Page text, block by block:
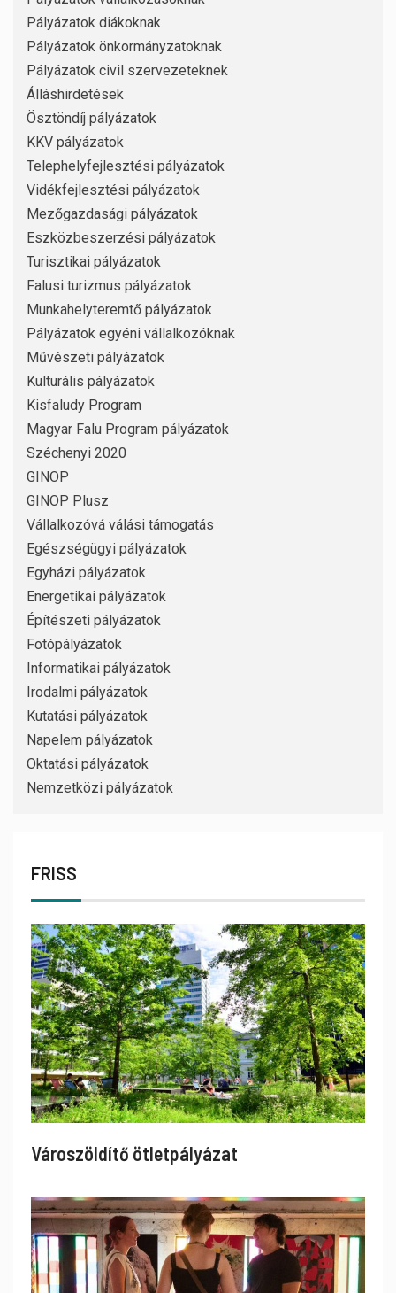
Pályázatok diákoknak
Pályázatok önkormányzatoknak
Pályázatok civil szervezeteknek
Álláshirdetések
Ösztöndíj pályázatok
KKV pályázatok
Telephelyfejlesztési pályázatok
Vidékfejlesztési pályázatok
Mezőgazdasági pályázatok
Eszközbeszerzési pályázatok
Turisztikai pályázatok
Falusi turizmus pályázatok
Munkahelyteremtő pályázatok
Pályázatok egyéni vállalkozóknak
Művészeti pályázatok
Kulturális pályázatok
Kisfaludy Program
Magyar Falu Program pályázatok
Széchenyi 2020
GINOP
GINOP Plusz
Vállalkozóvá válási támogatás
Egészségügyi pályázatok
Egyházi pályázatok
Energetikai pályázatok
Építészeti pályázatok
Fotópályázatok
Informatikai pályázatok
Irodalmi pályázatok
Kutatási pályázatok
Napelem pályázatok
Oktatási pályázatok
Nemzetközi pályázatok
FRISS
Városzöldítő ötletpályázat